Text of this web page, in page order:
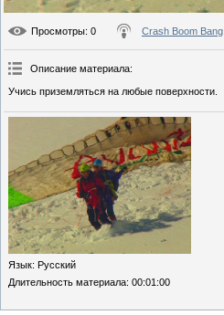
Просмотры: 0 Crash Boom Bang
Описание материала:
Учись приземляться на любые поверхности.
Язык: Русский
Длительность материала: 00:01:00